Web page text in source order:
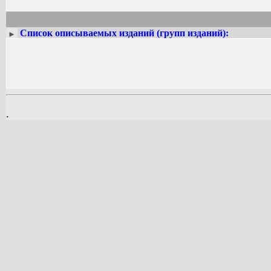
► Список описываемых изданий (групп изданий):
.